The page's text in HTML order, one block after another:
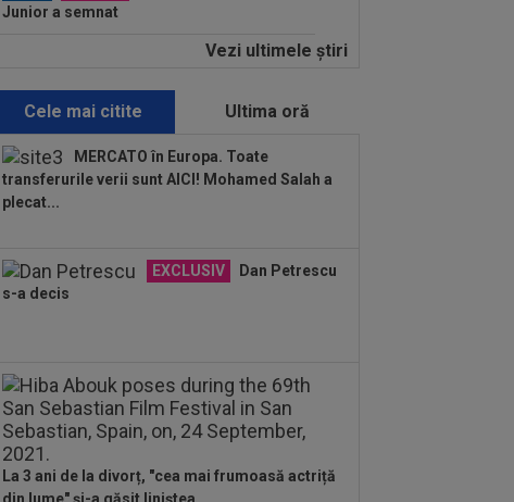
Junior a semnat
OUT de la CFR Cluj, după
22:08
EXCLUSIV
De neînțeles!
Nicolae Dică nu s-a putut abține, după ce
l-a auzit la finalul...
21:58
N-a mai rezistat! Ioan Varga a
anunțat ”curățenia” la CFR, după rușinea
sub Norvegia la fotbal, după umilința din
Gruia...
Vezi ultimele ştiri
Cele mai citite Ultima oră
MERCATO în Europa. Toate
transferurile verii sunt AICI! Mohamed Salah a
plecat...
EXCLUSIV
Dan Petrescu
s-a decis
La 3 ani de la divorț, "cea mai frumoasă actriță